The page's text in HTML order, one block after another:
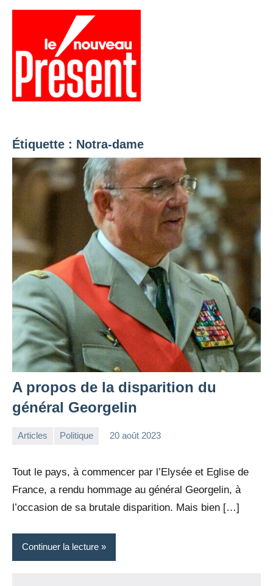
Aller
Étiquette : Notra-dame
A propos de la disparition du
général Georgelin
Articles Politique 20 août 2023
Tout le pays, à commencer par l’Elysée et Eglise de
France, a rendu hommage au général Georgelin, à
l’occasion de sa brutale disparition. Mais bien […]
Continuer la lecture